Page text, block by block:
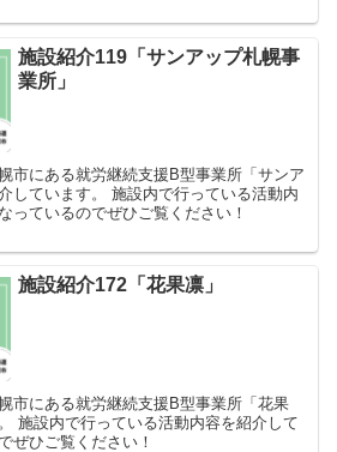
施設紹介119「サンアップ札幌事
業所」
市にある就労継続支援B型事業所「サンア
しています。 施設内で行っている活動内
っているのでぜひご覧ください！
施設紹介172「花果凛」
市にある就労継続支援B型事業所「花果
施設内で行っている活動内容を紹介して
ぜひご覧ください！